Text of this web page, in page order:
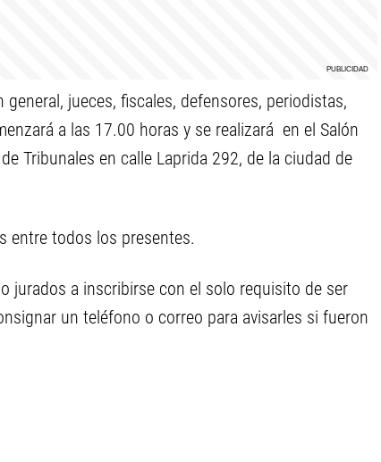
jueces, fiscales, defensores, periodistas,
a las 17.00 horas y se realizará en el Salón
Tribunales en calle Laprida 292, de la ciudad de
entre todos los presentes.
jurados a inscribirse con el solo requisito de ser
un teléfono o correo para avisarles si fueron